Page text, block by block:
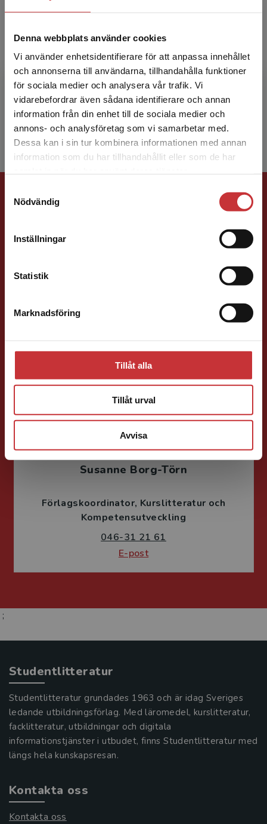
Denna webbplats använder cookies
Vi använder enhetsidentifierare för att anpassa innehållet
och annonserna till användarna, tillhandahålla funktioner
för sociala medier och analysera vår trafik. Vi
vidarebefordrar även sådana identifierare och annan
information från din enhet till de sociala medier och
annons- och analysföretag som vi samarbetar med.
Dessa kan i sin tur kombinera informationen med annan
information som du har tillhandahållit eller som de har
Nödvändig
Inställningar
Statistik
Marknadsföring
Tillåt alla
Tillåt urval
Avvisa
Begränsad fraktregion
Det verkar som att du besöker
studentlitteratur.se via en enhet utanför Sverige.
Vi erbjuder inte leveranser utanför Sverige. För
att kunna slutföra ett köp måste
Lena Rönnberg är sedan många år verksam vid
institutionen för företagsekonomi, avdelningen
för handelsrätt, Uppsala universitet. Hon har
bred erfar...
046-31 22 33
E-post
Susanne Borg-Törn
Förlagskoordinator Kurslitteratur och
Kompetensutveckling
046-31 21 61
E-post
;
Studentlitteratur
Studentlitteratur grundades 1963 och är idag Sveriges
ledande utbildningsförlag. Med läromedel, kurslitteratur,
facklitteratur, utbildningar och digitala
informationstjänster i utbudet, finns Studentlitteratur med
längs hela kunskapsresan.
Kontakta oss
Kontakta oss